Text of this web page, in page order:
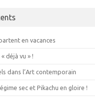
en vacances
déjà vu » !
dans l’Art contemporain
sec et Pikachu en gloire !